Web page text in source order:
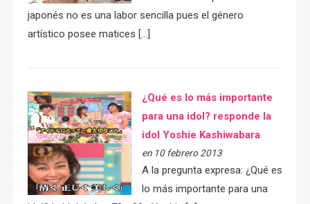
japonés no es una labor sencilla pues el género
artístico posee matices […]
¿Qué es lo más importante
para una idol? responde la
idol Yoshie Kashiwabara
en 10 febrero 2013
A la pregunta expresa: ¿Qué es
lo más importante para una